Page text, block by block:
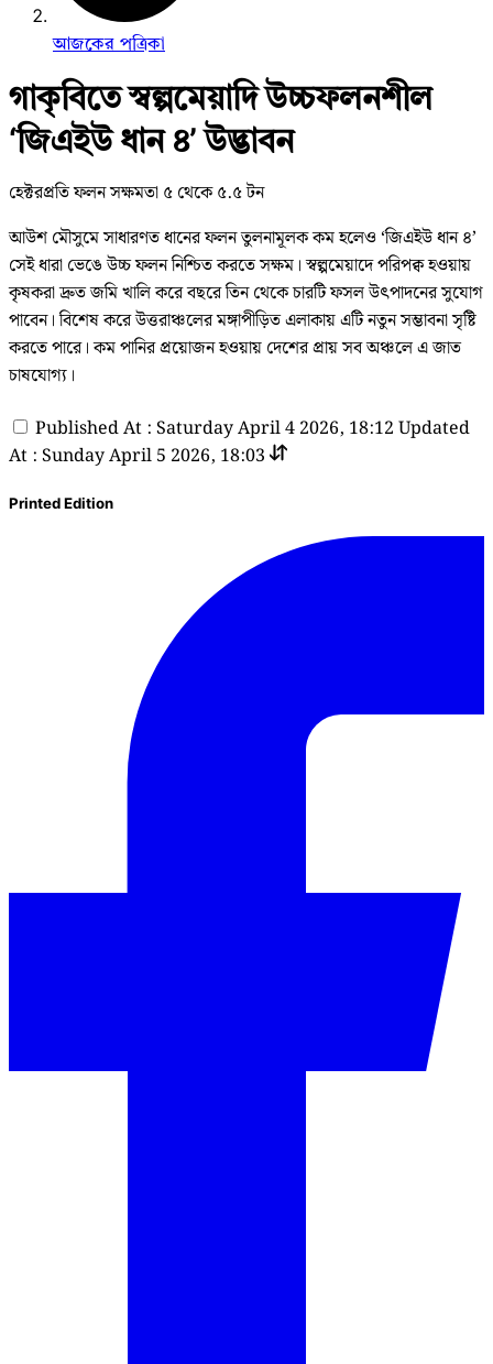
আজকের পত্রিকা
গাকৃবিতে স্বল্পমেয়াদি উচ্চফলনশীল
‘জিএইউ ধান ৪’ উদ্ভাবন
হেক্টরপ্রতি ফলন সক্ষমতা ৫ থেকে ৫.৫ টন
আউশ মৌসুমে সাধারণত ধানের ফলন তুলনামূলক কম হলেও ‘জিএইউ ধান ৪’
সেই ধারা ভেঙে উচ্চ ফলন নিশ্চিত করতে সক্ষম। স্বল্পমেয়াদে পরিপক্ব হওয়ায়
কৃষকরা দ্রুত জমি খালি করে বছরে তিন থেকে চারটি ফসল উৎপাদনের সুযোগ
পাবেন। বিশেষ করে উত্তরাঞ্চলের মঙ্গাপীড়িত এলাকায় এটি নতুন সম্ভাবনা সৃষ্টি
করতে পারে। কম পানির প্রয়োজন হওয়ায় দেশের প্রায় সব অঞ্চলে এ জাত
চাষযোগ্য।
Published At : Saturday April 4 2026, 18:12 Updated
At : Sunday April 5 2026, 18:03
Printed Edition